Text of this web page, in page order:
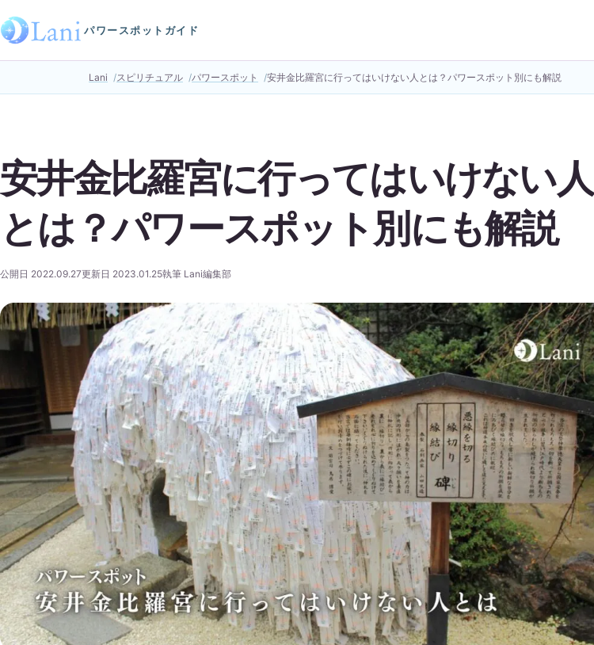
パワースポットガイド
Lani スピリチュアル パワースポット 安井金比羅宮に行ってはいけない人とは？パワースポット別にも解説
安井金比羅宮に行ってはいけない人
とは？パワースポット別にも解説
公開日 2022.09.27更新日 2023.01.25執筆 Lani編集部